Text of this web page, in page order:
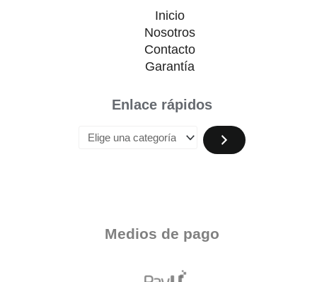
Inicio
Nosotros
Contacto
Garantía
Enlace rápidos
Medios de pago